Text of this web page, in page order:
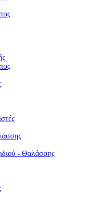
- Θαλάσσης